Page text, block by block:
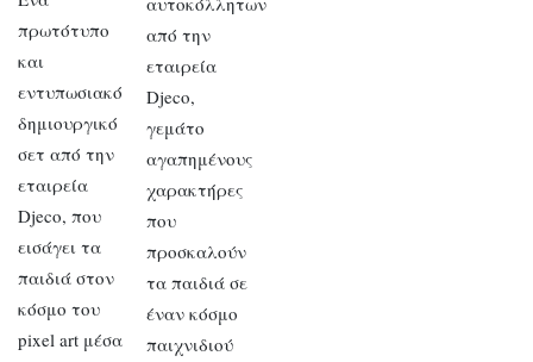
πρωτότυπο
και
εντυπωσιακό
δημιουργικό
σετ από την
εταιρεία
Djeco, που
εισάγει τα
παιδιά στον
κόσμο του
pixel art μέσα
από την
εταιρεία
Djeco,
γεμάτο
αγαπημένους
χαρακτήρες
που
προσκαλούν
τα παιδιά σε
έναν κόσμο
παιχνιδιού